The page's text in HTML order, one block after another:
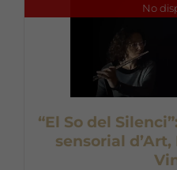
No
“El So del
sensorial